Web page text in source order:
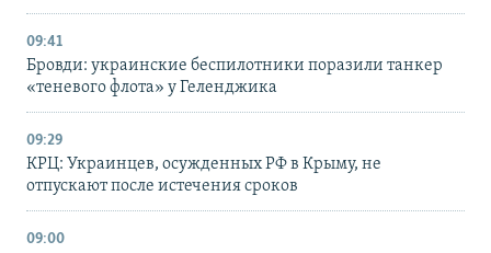
09:41
Бровди: украинские беспилотники поразили танкер
«теневого флота» у Геленджика
09:29
КРЦ: Украинцев, осужденных РФ в Крыму, не
отпускают после истечения сроков
09:00